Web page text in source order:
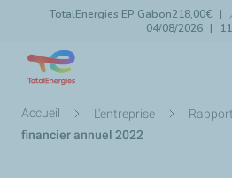
Aller
TotalEnergies EP Gabon218,00€
04/08/2026
Lancer la recherche
Fil
d'Ariane
Accueil L'entreprise
financier annuel 2022